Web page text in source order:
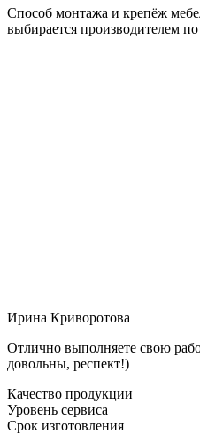
Способ монтажа и крепёж
выбирается производителем
Ирина Криворотова
Отлично выполняете свою
довольны, респект!)
Качество продукции
Уровень сервиса
Срок изготовления